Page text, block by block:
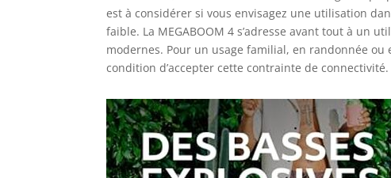
est à considérer si vous envisagez une utilisation
faible. La MEGABOOM 4 s’adresse avant tout à un
modernes. Pour un usage familial, en randonnée
condition d’accepter cette contrainte de connectivité.